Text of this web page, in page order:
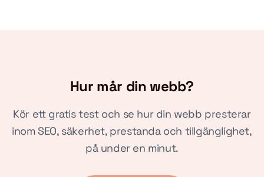
Hur mår din webb?
Kör ett gratis test och se hur din webb presterar
inom SEO, säkerhet, prestanda och tillgänglighet,
på under en minut.